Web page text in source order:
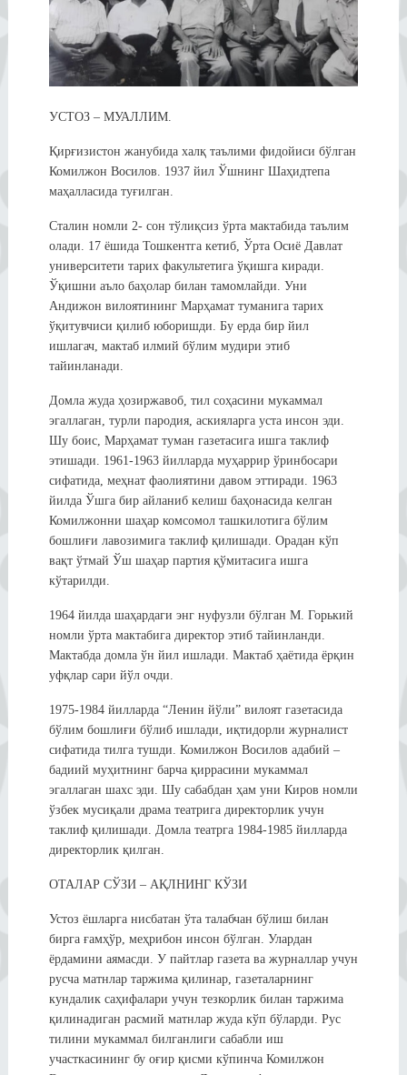
УСТОЗ – МУАЛЛИМ.
Қирғизистон жанубида халқ таълими фидойиси бўлган
Комилжон Восилов. 1937 йил Ўшнинг Шаҳидтепа
маҳалласида туғилган.
Сталин номли 2- сон тўлиқсиз ўрта мактабида таълим
олади. 17 ёшида Тошкентга кетиб, Ўрта Осиё Давлат
университети тарих факультетига ўқишга киради.
Ўқишни аъло баҳолар билан тамомлайди. Уни
Андижон вилоятининг Марҳамат туманига тарих
ўқитувчиси қилиб юборишди. Бу ерда бир йил
ишлагач, мактаб илмий бўлим мудири этиб
тайинланади.
Домла жуда ҳозиржавоб, тил соҳасини мукаммал
эгаллаган, турли пародия, аскияларга уста инсон эди.
Шу боис, Марҳамат туман газетасига ишга таклиф
этишади. 1961-1963 йилларда муҳаррир ўринбосари
сифатида, меҳнат фаолиятини давом эттиради. 1963
йилда Ўшга бир айланиб келиш баҳонасида келган
Комилжонни шаҳар комсомол ташкилотига бўлим
бошлиғи лавозимига таклиф қилишади. Орадан кўп
вақт ўтмай Ўш шаҳар партия қўмитасига ишга
кўтарилди.
1964 йилда шаҳардаги энг нуфузли бўлган М. Горький
номли ўрта мактабига директор этиб тайинланди.
Мактабда домла ўн йил ишлади. Мактаб ҳаётида ёрқин
уфқлар сари йўл очди.
1975-1984 йилларда “Ленин йўли” вилоят газетасида
бўлим бошлиғи бўлиб ишлади, иқтидорли журналист
сифатида тилга тушди. Комилжон Восилов адабий –
бадиий муҳитнинг барча қиррасини мукаммал
эгаллаган шахс эди. Шу сабабдан ҳам уни Киров номли
ўзбек мусиқали драма театрига директорлик учун
таклиф қилишади. Домла театрга 1984-1985 йилларда
директорлик қилган.
ОТАЛАР СЎЗИ – АҚЛНИНГ КЎЗИ
Устоз ёшларга нисбатан ўта талабчан бўлиш билан
бирга ғамҳўр, меҳрибон инсон бўлган. Улардан
ёрдамини аямасди. У пайтлар газета ва журналлар учун
русча матнлар таржима қилинар, газеталарнинг
кундалик саҳифалари учун тезкорлик билан таржима
қилинадиган расмий матнлар жуда кўп бўларди. Рус
тилини мукаммал билганлиги сабабли иш
участкасининг бу оғир қисми кўпинча Комилжон